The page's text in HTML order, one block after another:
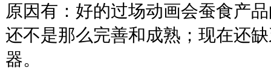
原因有：好的过场动画会蚕食产
还不是那么完善和成熟；现在还
器。